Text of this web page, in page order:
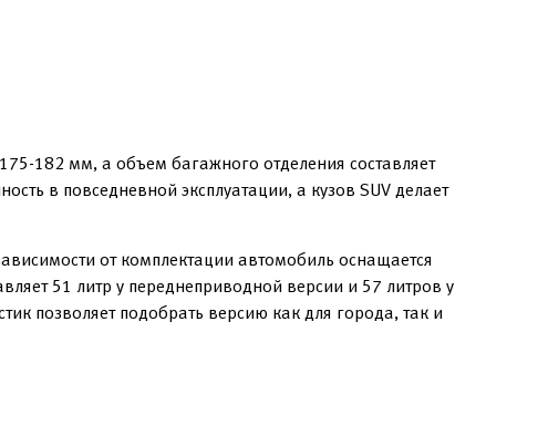
182 мм, а объем багажного отделения составляет
в повседневной эксплуатации, а кузов SUV делает
от комплектации автомобиль оснащается
51 литр у переднеприводной версии и 57 литров у
позволяет подобрать версию как для города, так и